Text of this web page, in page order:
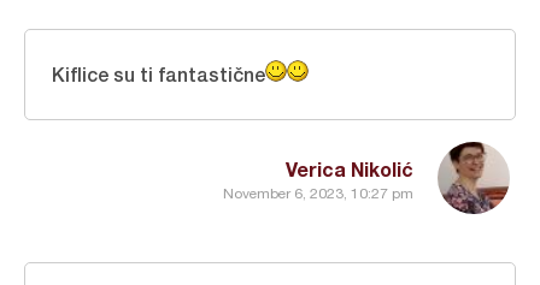
Verica Nikolić
November 6, 2023, 10:27 pm
Kiflice su ti fantastične